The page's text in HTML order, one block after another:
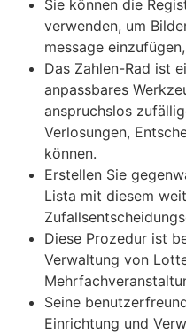
Sie können die
verwenden, um
message
Das Zahlen-Rad ist
anpassbares
anspruchslos
Verlosungen,
können.
Erstellen Sie
Lista mit diesem
Diese Prozedur ist
Verwaltung von
Seine
Einrichtung und